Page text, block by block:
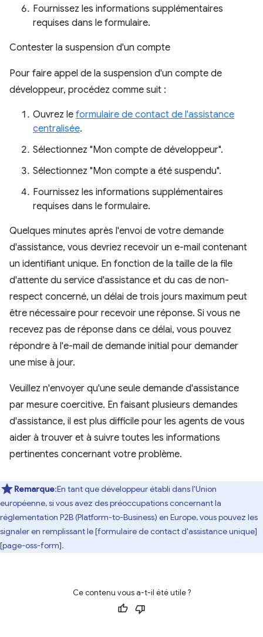
Fournissez les informations supplémentaires
requises dans le formulaire.
Contester la suspension d'un compte
Pour faire appel de la suspension d'un compte de
développeur, procédez comme suit :
Ouvrez le formulaire de contact de l'assistance
centralisée.
Sélectionnez "Mon compte de développeur".
Sélectionnez "Mon compte a été suspendu".
Fournissez les informations supplémentaires
requises dans le formulaire.
Quelques minutes après l'envoi de votre demande
d'assistance, vous devriez recevoir un e-mail contenant
un identifiant unique. En fonction de la taille de la file
d'attente du service d'assistance et du cas de non-
respect concerné, un délai de trois jours maximum peut
être nécessaire pour recevoir une réponse. Si vous ne
recevez pas de réponse dans ce délai, vous pouvez
répondre à l'e-mail de demande initial pour demander
une mise à jour.
Veuillez n'envoyer qu'une seule demande d'assistance
par mesure coercitive. En faisant plusieurs demandes
d'assistance, il est plus difficile pour les agents de vous
aider à trouver et à suivre toutes les informations
pertinentes concernant votre problème.
Remarque:En tant que développeur établi dans l'Union
européenne, si vous avez des préoccupations concernant la
réglementation P2B (Platform-to-Business) en Europe, vous pouvez les
signaler en remplissant le [formulaire de contact d'assistance unique]
[page-oss-form].
Ce contenu vous a-t-il été utile ?